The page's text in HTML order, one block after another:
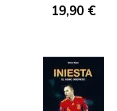
19,90 €